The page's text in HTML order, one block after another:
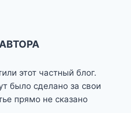
этот частный блог.
было сделано за свои
прямо не сказано